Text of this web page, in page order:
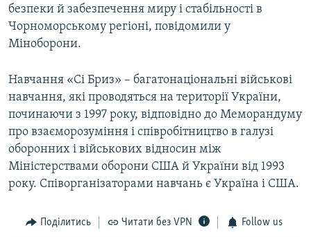
безпеки й забезпечення миру і стабільності в
Чорноморському регіоні, повідомили у
Міноборони.
Навчання «Сі Бриз» – багатонаціональні військові
навчання, які проводяться на території України,
починаючи з 1997 року, відповідно до Меморандуму
про взаєморозуміння і співробітництво в галузі
оборонних і військових відносин між
Міністерствами оборони США й України від 1993
року. Співорганізаторами навчань є Україна і США.
Поділитись Читати без VPN Follow us